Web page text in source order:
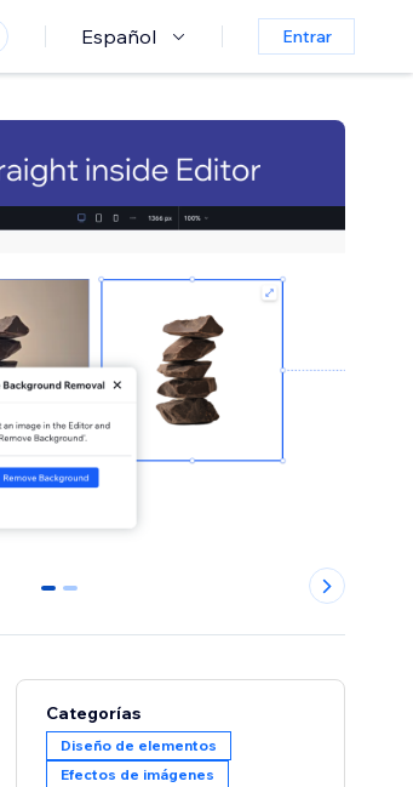
Español Entrar
0 1
Categorías
Diseño de elementos
Efectos de imágenes